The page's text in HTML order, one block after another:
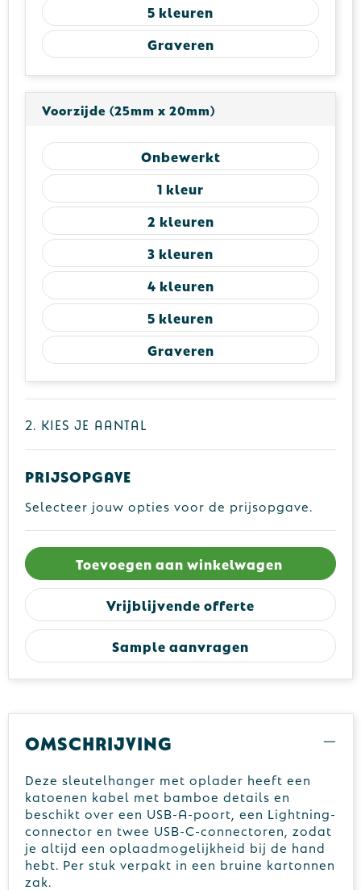
5
Graveren
Voorzijde (25mm x 20mm)
Onbewerkt
1
2
3
4
5
Graveren
2. Kies je aantal
Prijsopgave
Selecteer jouw opties voor de prijsopgave.
Toevoegen aan winkelwagen
Vrijblijvende offerte
Sample aanvragen
Omschrijving
Deze sleutelhanger met oplader heeft een
katoenen kabel met bamboe details en
beschikt over een USB-A-poort, een Lightning-
connector en twee USB-C-connectoren, zodat
je altijd een oplaadmogelijkheid bij de hand
hebt. Per stuk verpakt in een bruine kartonnen
zak.